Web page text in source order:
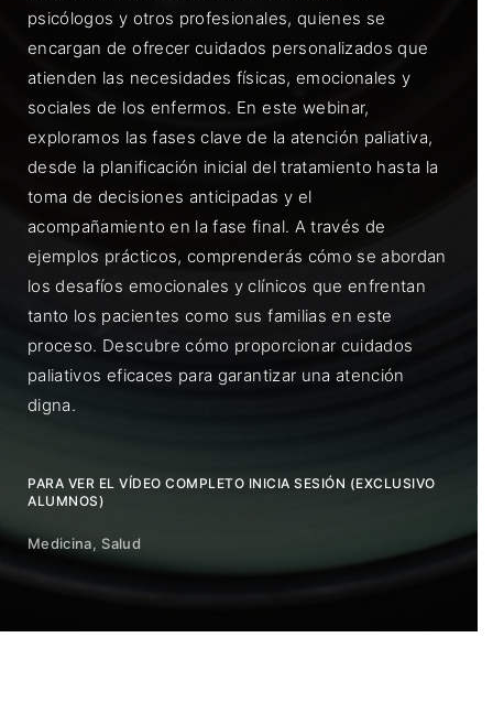
psicólogos y otros profesionales, quienes se
encargan de ofrecer cuidados personalizados que
atienden las necesidades físicas, emocionales y
sociales de los enfermos. En este webinar,
exploramos las fases clave de la atención paliativa,
desde la planificación inicial del tratamiento hasta la
toma de decisiones anticipadas y el
acompañamiento en la fase final. A través de
ejemplos prácticos, comprenderás cómo se abordan
los desafíos emocionales y clínicos que enfrentan
tanto los pacientes como sus familias en este
proceso. Descubre cómo proporcionar cuidados
paliativos eficaces para garantizar una atención
digna.
PARA VER EL VÍDEO COMPLETO INICIA SESIÓN (EXCLUSIVO
ALUMNOS)
Medicina Salud